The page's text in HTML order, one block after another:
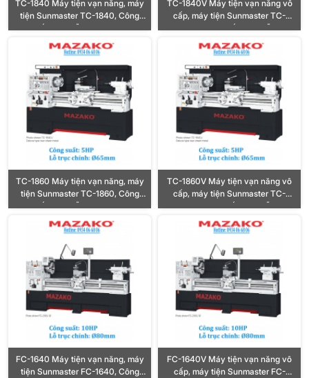
TC-1840 Máy tiện vạn năng, máy
tiện Sunmaster TC-1840, Công
suất 5HP, Lỗ trục Ø65mm
TC-1840V Máy tiện vạn năng vô
cấp, máy tiện Sunmaster TC-
1840V, Công suất 5HP, Lỗ trục
TC-1860 Máy tiện vạn năng, máy
tiện Sunmaster TC-1860, Công
suất 5HP, Lỗ trục Ø65mm
TC-1860V Máy tiện vạn năng vô
cấp, máy tiện Sunmaster TC-
1860V, Công suất 5HP, Lỗ trục
FC-1640 Máy tiện vạn năng, máy
tiện Sunmaster FC-1640, Công
FC-1640V Máy tiện vạn năng vô
cấp, máy tiện Sunmaster FC-